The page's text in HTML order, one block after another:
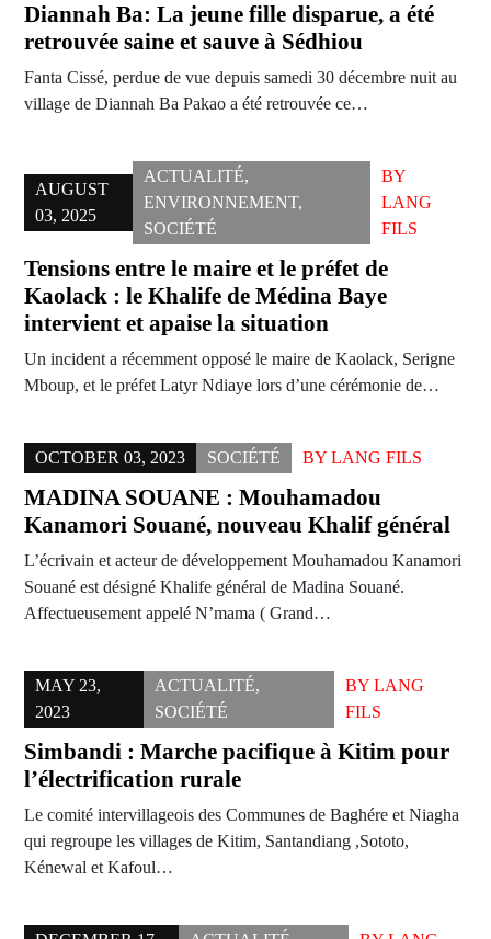
Diannah Ba: La jeune fille disparue, a été
retrouvée saine et sauve à Sédhiou
Fanta Cissé, perdue de vue depuis samedi 30 décembre nuit au
village de Diannah Ba Pakao a été retrouvée ce…
AUGUST
03, 2025
ACTUALITÉ,
ENVIRONNEMENT,
SOCIÉTÉ
BY
LANG
FILS
Tensions entre le maire et le préfet de
Kaolack : le Khalife de Médina Baye
intervient et apaise la situation
Un incident a récemment opposé le maire de Kaolack, Serigne
Mboup, et le préfet Latyr Ndiaye lors d’une cérémonie de…
OCTOBER 03, 2023 SOCIÉTÉ BY LANG FILS
MADINA SOUANE : Mouhamadou
Kanamori Souané, nouveau Khalif général
L’écrivain et acteur de développement Mouhamadou Kanamori
Souané est désigné Khalife général de Madina Souané.
Affectueusement appelé N’mama ( Grand…
MAY 23,
2023
ACTUALITÉ,
SOCIÉTÉ
BYLANG
FILS
Simbandi : Marche pacifique à Kitim pour
l’électrification rurale
Le comité intervillageois des Communes de Baghére et Niagha
qui regroupe les villages de Kitim, Santandiang ,Sototo,
Kénewal et Kafoul…